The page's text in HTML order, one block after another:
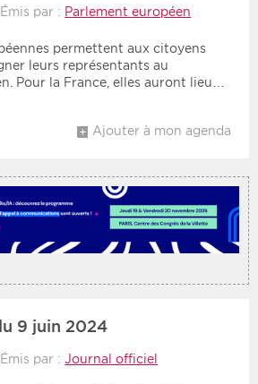
Communiqués
Zone géographique
une date de fin
Inversé
Émis par : Parlement européen
permettent aux citoyens
leurs représentants au
Pour la France, elles auront lieu…
Ajouter à mon agenda
9 juin 2024
Émis par :Journal officiel